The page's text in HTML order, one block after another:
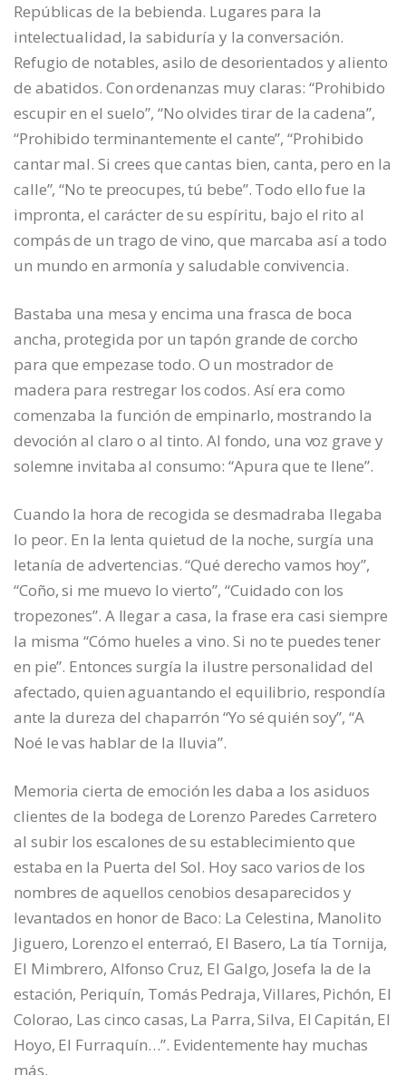
Repúblicas de la bebienda. Lugares para la
intelectualidad, la sabiduría y la conversación.
Refugio de notables, asilo de desorientados y aliento
de abatidos. Con ordenanzas muy claras: “Prohibido
escupir en el suelo”, “No olvides tirar de la cadena”,
“Prohibido terminantemente el cante”, “Prohibido
cantar mal. Si crees que cantas bien, canta, pero en la
calle”, “No te preocupes, tú bebe”. Todo ello fue la
impronta, el carácter de su espíritu, bajo el rito al
compás de un trago de vino, que marcaba así a todo
un mundo en armonía y saludable convivencia.
Bastaba una mesa y encima una frasca de boca
ancha, protegida por un tapón grande de corcho
para que empezase todo. O un mostrador de
madera para restregar los codos. Así era como
comenzaba la función de empinarlo, mostrando la
devoción al claro o al tinto. Al fondo, una voz grave y
solemne invitaba al consumo: “Apura que te llene”.
Cuando la hora de recogida se desmadraba llegaba
lo peor. En la lenta quietud de la noche, surgía una
letanía de advertencias. “Qué derecho vamos hoy”,
“Coño, si me muevo lo vierto”, “Cuidado con los
tropezones”. A llegar a casa, la frase era casi siempre
la misma “Cómo hueles a vino. Si no te puedes tener
en pie”. Entonces surgía la ilustre personalidad del
afectado, quien aguantando el equilibrio, respondía
ante la dureza del chaparrón “Yo sé quién soy”, “A
Noé le vas hablar de la lluvia”.
Memoria cierta de emoción les daba a los asiduos
clientes de la bodega de Lorenzo Paredes Carretero
al subir los escalones de su establecimiento que
estaba en la Puerta del Sol. Hoy saco varios de los
nombres de aquellos cenobios desaparecidos y
levantados en honor de Baco: La Celestina, Manolito
Jiguero, Lorenzo el enterraó, El Basero, La tía Tornija,
El Mimbrero, Alfonso Cruz, El Galgo, Josefa la de la
estación, Periquín, Tomás Pedraja, Villares, Pichón, El
Colorao, Las cinco casas, La Parra, Silva, El Capitán, El
Hoyo, El Furraquín…”. Evidentemente hay muchas
más.